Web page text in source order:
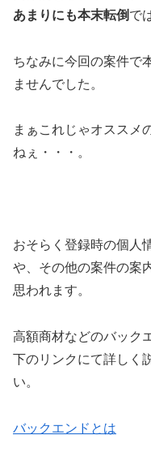
あまりにも本末転倒で
ちなみに今回の案件で
ませんでした。
まぁこれじゃオススメ
ねぇ・・・。
おそらく登録時の個人
や、その他の案件の案
思われます。
高額商材などのバック
下のリンクにて詳しく
い。
バックエンドとは